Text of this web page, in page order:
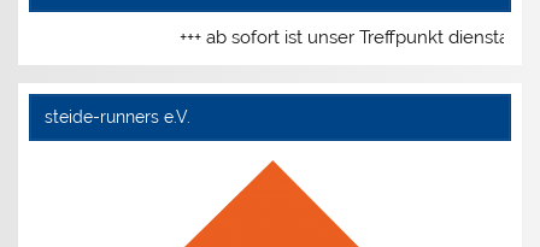
+++ ab sofort ist unser Treffpunkt dienstags
steide-runners e.V.